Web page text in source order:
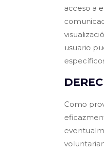
acceso a
usuario
Como